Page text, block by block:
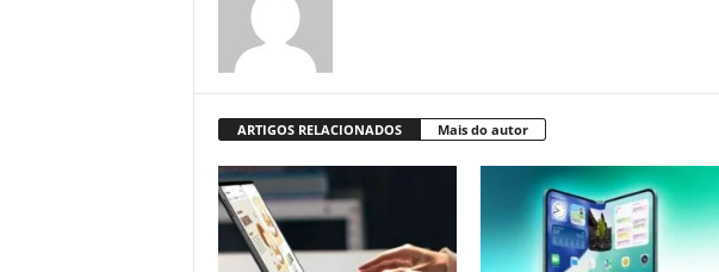
ARTIGOS RELACIONADOS Mais do autor